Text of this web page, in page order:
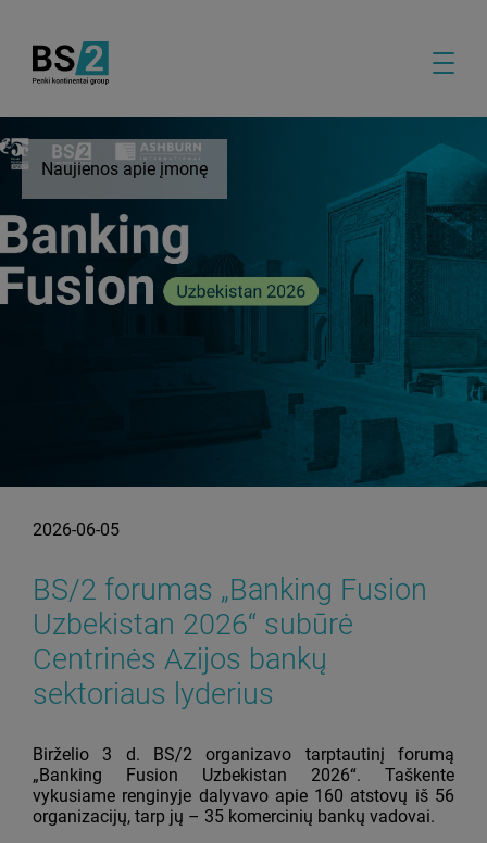
Naujienos apie įmonę
2026-06-05
BS/2 forumas „Banking Fusion
Uzbekistan 2026“ subūrė
Centrinės Azijos bankų
sektoriaus lyderius
Birželio 3 d. BS/2 organizavo tarptautinį forumą
„Banking Fusion Uzbekistan 2026“. Taškente
vykusiame renginyje dalyvavo apie 160 atstovų iš 56
organizacijų, tarp jų – 35 komercinių bankų vadovai.